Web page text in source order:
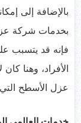
بالإضافة إلى
بخدمات شركة عزل
فإنه قد يتسبب
الأفراد، وهنا
عزل الأسطح